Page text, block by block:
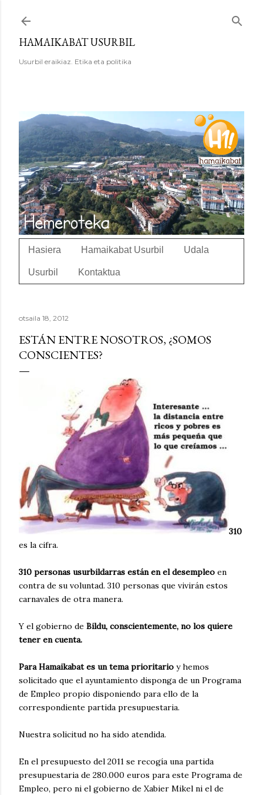
HAMAIKABAT USURBIL
Usurbil eraikiaz. Etika eta politika
Hasiera Hamaikabat Usurbil Udala
Usurbil Kontaktua
otsaila 18, 2012
ESTÁN ENTRE NOSOTROS, ¿SOMOS
CONSCIENTES?
310
es la cifra.
310 personas usurbildarras están en el desempleo en
contra de su voluntad. 310 personas que vivirán estos
carnavales de otra manera.
Y el gobierno de Bildu, conscientemente, no los quiere
tener en cuenta.
Para Hamaikabat es un tema prioritario y hemos
solicitado que el ayuntamiento disponga de un Programa
de Empleo propio disponiendo para ello de la
correspondiente partida presupuestaria.
Nuestra solicitud no ha sido atendida.
En el presupuesto del 2011 se recogía una partida
presupuestaria de 280.000 euros para este Programa de
Empleo, pero ni el gobierno de Xabier Mikel ni el de